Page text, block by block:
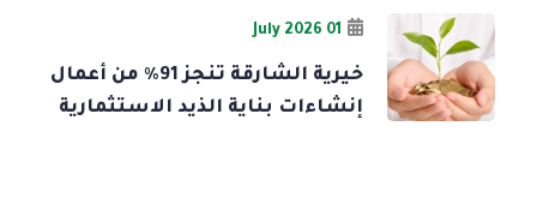
01 July 2026
خيرية الشارقة تنجز 91% من أعمال
إنشاءات بناية الذيد الاستثمارية